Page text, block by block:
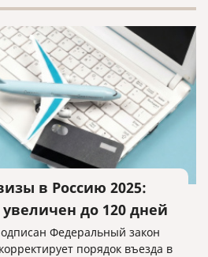
в Россию 2025:
до 120 дней
Федеральный закон
порядок въезда в